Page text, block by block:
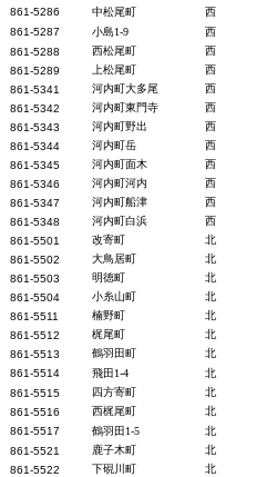
861-5286
中松尾町 西
861-5287
小島1-9 西
861-5288
西松尾町 西
861-5289
上松尾町 西
861-5341 河内町大多尾 西
861-5342
河内町東門寺 西
861-5343
河内町野出 西
861-5344
河内町岳 西
861-5345
河内町面木 西
861-5346
河内町河内 西
861-5347
河内町船津 西
861-5348
河内町白浜 西
861-5501 改寄町 北
861-5502
大鳥居町 北
861-5503
明徳町 北
861-5504
小糸山町 北
861-5511
楠野町 北
861-5512
梶尾町 北
861-5513
鶴羽田町 北
861-5514
飛田1-4 北
861-5515
四方寄町 北
861-5516
西梶尾町 北
861-5517
鶴羽田1-5 北
861-5521
鹿子木町 北
861-5522
下硯川町 北